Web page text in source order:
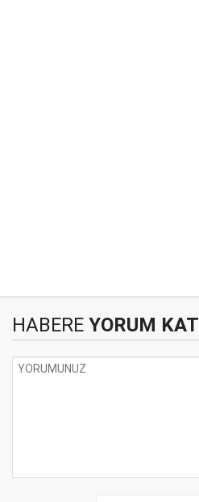
HABERE YORUM KAT